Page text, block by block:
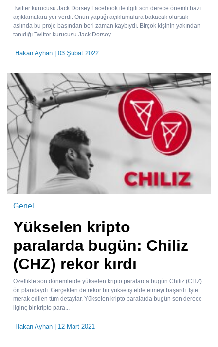
Twitter kurucusu Jack Dorsey Facebook ile ilgili son derece önemli bazı
açıklamalara yer verdi. Onun yaptığı açıklamalara bakacak olursak
aslında bu proje başından beri zaman kaybıydı. Birçok kişinin yakından
tanıdığı Twitter kurucusu Jack Dorsey...
Hakan Ayhan | 03 Şubat 2022
Genel
Yükselen kripto
paralarda bugün: Chiliz
(CHZ) rekor kırdı
Özellikle son dönemlerde yükselen kripto paralarda bugün Chiliz (CHZ)
ön plandaydı. Gerçekten de rekor bir yükseliş elde etmeyi başardı. İşte
merak edilen tüm detaylar. Yükselen kripto paralarda bugün son derece
ilginç bir kripto para...
Hakan Ayhan | 12 Mart 2021